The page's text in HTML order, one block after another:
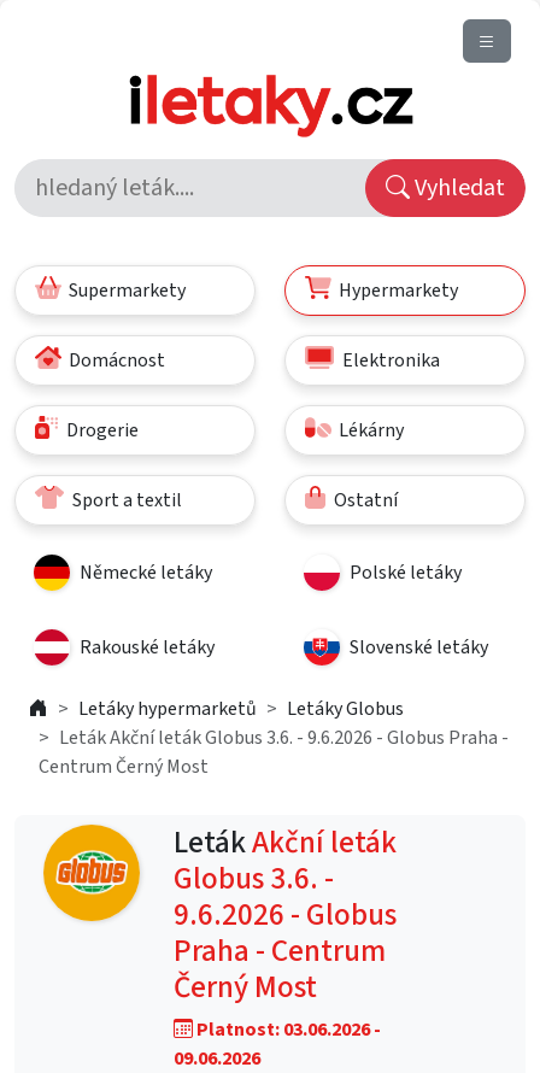
Vyhledat
Supermarkety Hypermarkety
Domácnost Elektronika
Drogerie Lékárny
Sport a textil Ostatní
Německé letáky Polské letáky
Rakouské letáky Slovenské letáky
Letáky hypermarketů
Letáky Globus
Leták Akční leták Globus 3.6. - 9.6.2026 - Globus Praha -
Centrum Černý Most
LetákAkční leták
Globus 3.6. -
9.6.2026 - Globus
Praha - Centrum
Černý Most
Platnost: 03.06.2026 -
09.06.2026